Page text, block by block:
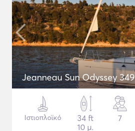
Jeanneau Sun Odyssey 349
Ιστιοπλοϊκό
34 ft
10 μ.
7